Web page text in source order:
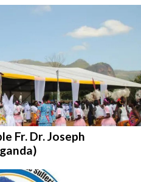
Fr. Dr. Joseph